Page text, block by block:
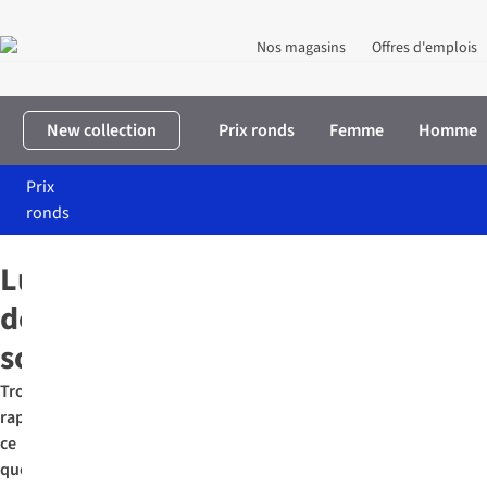
Nos magasins Offres d'emplois
New collection Prix ronds Femme Homme
Prix
ronds
Lunettes
de
soleil
Trouvez
rapidement
ce
que